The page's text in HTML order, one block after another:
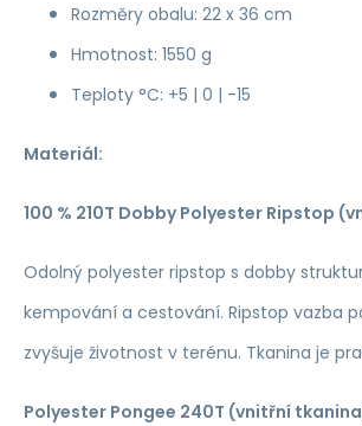
Rozměry obalu: 22 x 36 cm
Hmotnost: 1550 g
Teploty °C: +5 | 0 | -15
Materiál:
100 % 210T Dobby Polyester Ripstop
Odolný polyester ripstop s dobby
kempování a cestování. Ripstop vazba
zvyšuje životnost v terénu. Tkanina je
Polyester Pongee 240T (vnitřní